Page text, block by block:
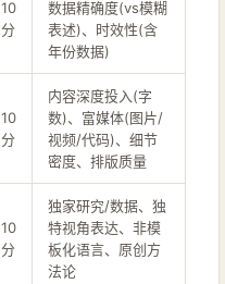
10
分
数据精确度(vs模糊
表述)、时效性(含
年份数据)
10
分
内容深度投入(字
数)、富媒体(图片/
视频/代码)、细节
密度、排版质量
10
分
独家研究/数据、独
特视角表达、非模
板化语言、原创方
法论